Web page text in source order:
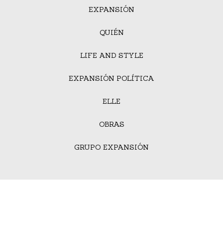
EXPANSIÓN
QUIÉN
LIFE AND STYLE
EXPANSIÓN POLÍTICA
ELLE
OBRAS
GRUPO EXPANSIÓN